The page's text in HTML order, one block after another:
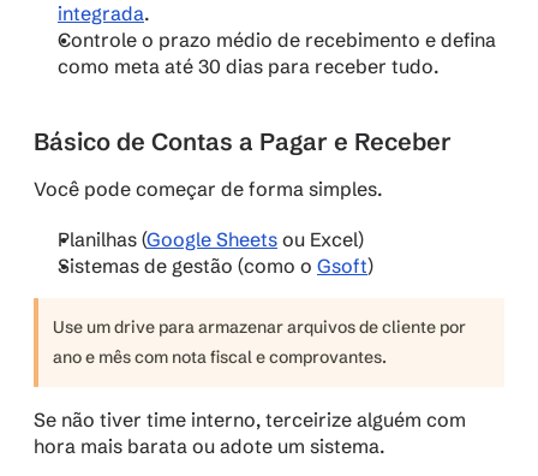
integrada.
Controle o prazo médio de recebimento e defina
como meta até 30 dias para receber tudo.
Básico de Contas a Pagar e Receber
Você pode começar de forma simples.
Planilhas (Google Sheets ou Excel)
Sistemas de gestão (como o Gsoft)
Use um drive para armazenar arquivos de cliente por
ano e mês com nota fiscal e comprovantes.
Se não tiver time interno, terceirize alguém com
hora mais barata ou adote um sistema.